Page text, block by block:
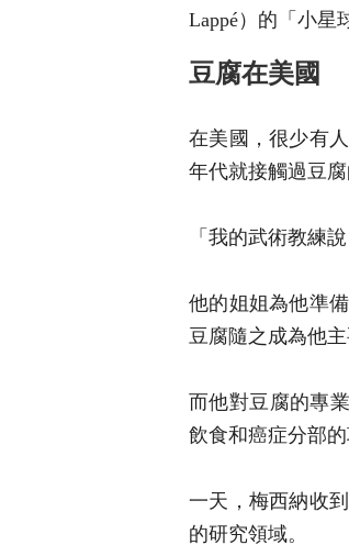
Lappé）的「小星
豆腐在美國
在美國，很少有
年代就接觸過豆腐
「我的武術教練
他的姐姐為他準
豆腐隨之成為他主
而他對豆腐的專
飲食和癌症分部的
一天，梅西納收
的研究領域。